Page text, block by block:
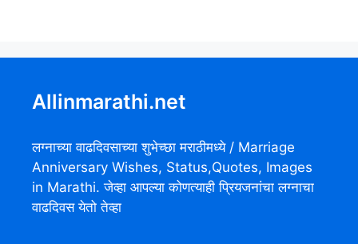
Allinmarathi.net
लग्नाच्या वाढदिवसाच्या शुभेच्छा मराठीमध्ये / Marriage
Anniversary Wishes, Status,Quotes, Images
in Marathi. जेव्हा आपल्या कोणत्याही प्रियजनांचा लग्नाचा
वाढदिवस येतो तेव्हा